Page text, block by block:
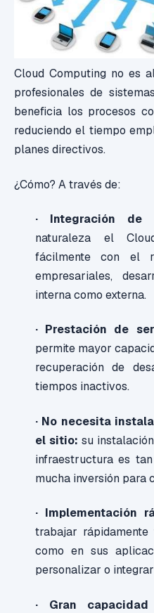
Cloud Computing no es
profesionales de
beneficia los procesos
reduciendo el tiempo
planes directivos.
¿Cómo? A través de:
· Integración de
naturaleza el
fácilmente con el
empresariales,
interna como externa.
· Prestación de
permite mayor
recuperación de
tiempos inactivos.
· No necesita
el sitio: su
infraestructura es
mucha inversión para
· Implementación
trabajar
como en sus
personalizar o
· Gran